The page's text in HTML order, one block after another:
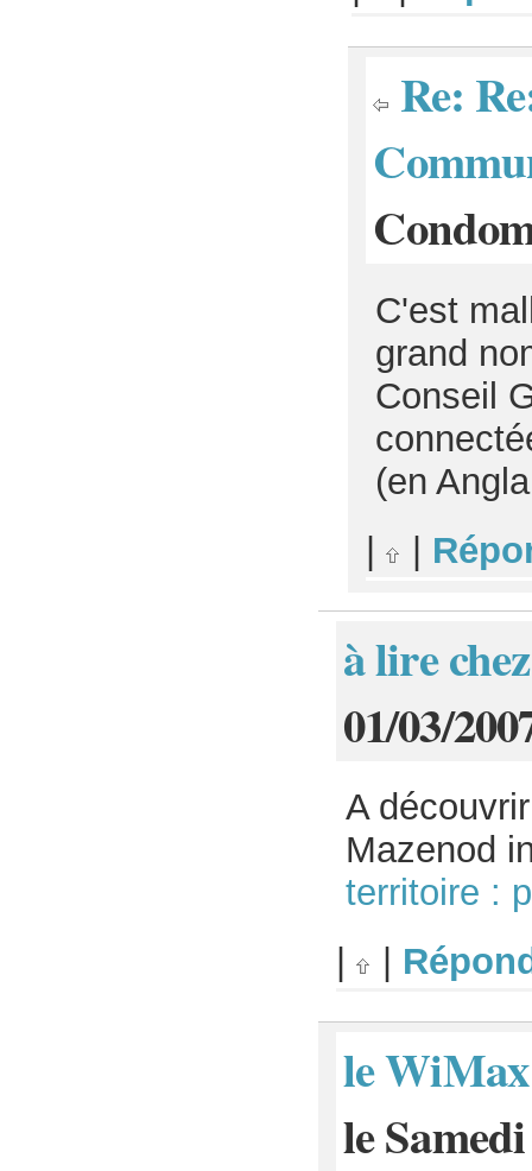
Re:
C'est
grand
Conseil
(en
|
|
à lire
01/03/
A
Mazenod
territoire :
le WiMax
le